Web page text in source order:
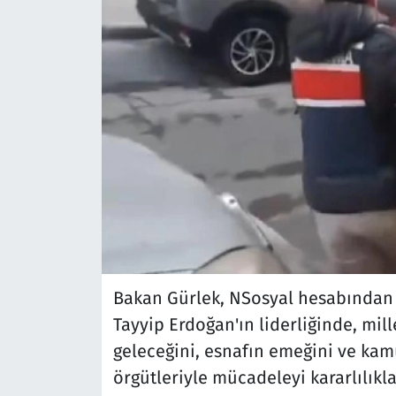
Bakan Gürlek, NSosyal
Tayyip Erdoğan'ın liderliğinde,
geleceğini, esnafın emeğini ve
örgütleriyle mücadeleyi